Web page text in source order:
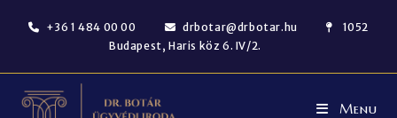
+36 1 484 00 00 drbotar@drbotar.hu
1052
Budapest, Haris köz 6. IV/2.
Menu